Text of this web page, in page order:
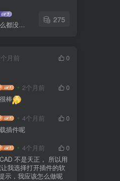
PS精简版Adobe Photoshop Elements 2024破解版中文免序列号激活v24.0.0
这家伙很懒，什么都没有写...
275
月前
0
2个月前
0
棒
4个月前
0
插件呢
4个月前
0
所以用
示，我应该怎么做呢